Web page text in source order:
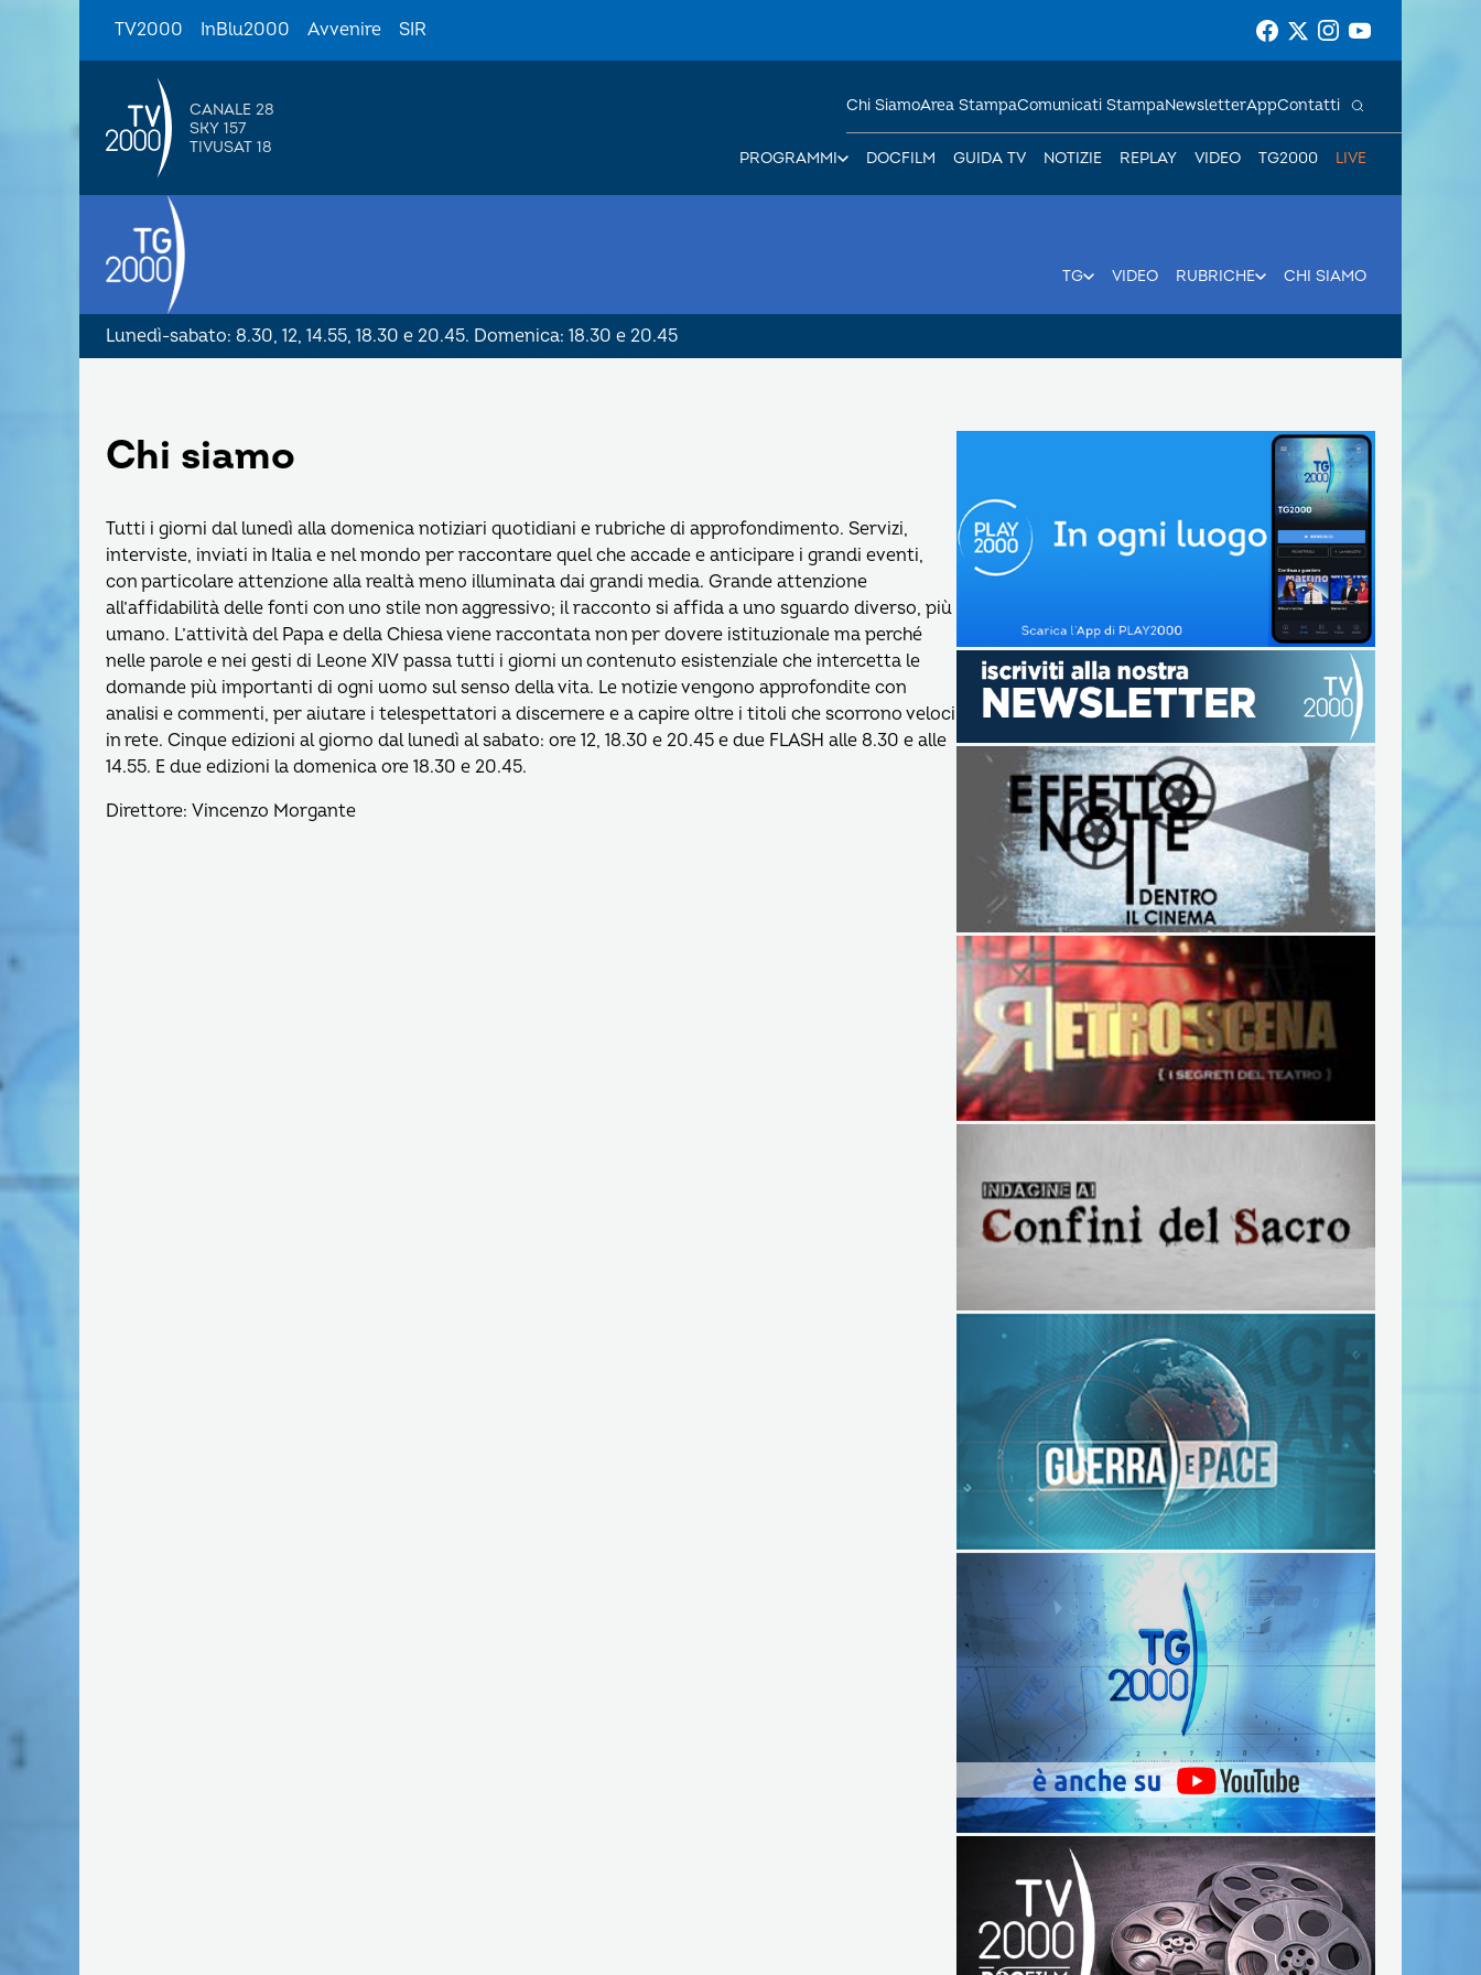
TV2000 InBlu2000 Avvenire SIR
CANALE 28
SKY 157
TIVUSAT 18
PROGRAMMI DOCFILM GUIDA TV NOTIZIE REPLAY VIDEO TG2000 LIVE
Chi SiamoArea StampaComunicati StampaNewsletterAppContatti
TG VIDEO RUBRICHE CHI SIAMO
Lunedì-sabato: 8.30, 12, 14.55, 18.30 e 20.45. Domenica: 18.30 e 20.45
Chi siamo
Tutti i giorni dal lunedì alla domenica notiziari quotidiani e rubriche di approfondimento. Servizi,
interviste, inviati in Italia e nel mondo per raccontare quel che accade e anticipare i grandi eventi,
con particolare attenzione alla realtà meno illuminata dai grandi media. Grande attenzione
all’affidabilità delle fonti con uno stile non aggressivo; il racconto si affida a uno sguardo diverso, più
umano. L’attività del Papa e della Chiesa viene raccontata non per dovere istituzionale ma perché
nelle parole e nei gesti di Leone XIV passa tutti i giorni un contenuto esistenziale che intercetta le
domande più importanti di ogni uomo sul senso della vita. Le notizie vengono approfondite con
analisi e commenti, per aiutare i telespettatori a discernere e a capire oltre i titoli che scorrono veloci
in rete. Cinque edizioni al giorno dal lunedì al sabato: ore 12, 18.30 e 20.45 e due FLASH alle 8.30 e alle
14.55. E due edizioni la domenica ore 18.30 e 20.45.
Direttore: Vincenzo Morgante